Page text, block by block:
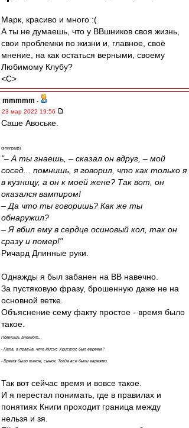
Марк, красиво и много :(
А ты не думаешь, что у ВВшников своя жизнь,
свои проблемки по жизни и, главное, своё
мнение, на как остаться верными, своему
Любимому Клубу?
<C>
mmmmm -
23 мар 2022 19:56
Саше Авоське.
(эпиграф)
"– А ты знаешь, – сказал он вдруг, – мой
сосед... помнишь, я говорил, что как только я
в кузницу, а он к моей жене? Так вот, он
оказался вампиром!
– Да что ты говоришь? Как же ты
обнаружил?
– Я вбил ему в сердце осиновый кол, так он
сразу и помер!"
Ричард Длинные руки.
Однажды я был забанен на ВВ навечно.
За пустяковую фразу, брошенную даже не на
основной ветке.
Объяснение сему факту простое - время было
такое.
Помнишь анекдот...
- Папа, а правда, что Иисус Христос был евреем?
- Время было такое, сынок. Тогда все были евреями.
Так вот сейчас время и вовсе такое.
И я перестал понимать, где в правилах и
понятиях Книги проходит граница между
нельзя и зя.